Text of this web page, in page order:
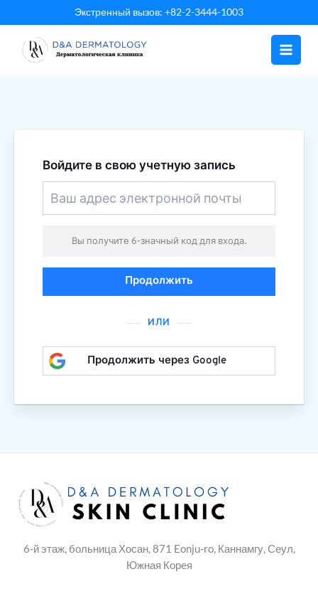
к
содержанию
Экстренный вызов: +82-2-3444-1003
Войдите в свою учетную запись
Вы получите 6-значный код для входа.
Продолжить
ИЛИ
Продолжить через Google
6-й этаж, больница Хосан, 871 Eonju-ro, Каннамгу, Сеул,
Южная Корея